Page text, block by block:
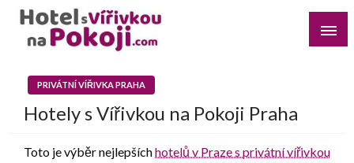
Skip
content
pokoji v destinaci, kterou preferujete
PRIVÁTNÍ VÍŘIVKA PRAHA
Hotely s Vířivkou na Pokoji Praha
Toto je výběr nejlepšíchhotelů v Praze s privátní vířivkou